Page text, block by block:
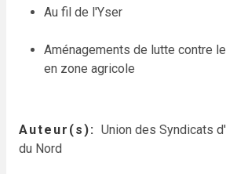
Au fil de l'Yser
Aménagements de lutte contre
en zone agricole
Auteur(s)
Union des Syndicats
du Nord